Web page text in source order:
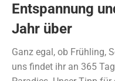
Entspannung
Jahr über
Ganz egal, ob Frühling,
uns findet ihr an 365